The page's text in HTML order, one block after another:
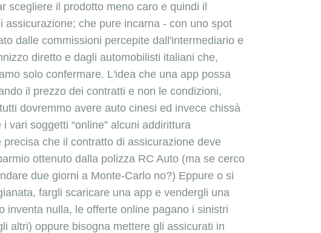
scegliere il prodotto meno caro e quindi il
che pure incarna - con uno spot
dalle commissioni percepite dall'intermediario e
diretto e dagli automobilisti italiani che,
solo confermare. L'idea che una app possa
il prezzo dei contratti e non le condizioni,
dovremmo avere auto cinesi ed invece chissà
vari soggetti “online” alcuni addirittura
che il contratto di assicurazione deve
ottenuto dalla polizza RC Auto (ma se cerco
due giorni a Monte-Carlo no?) Eppure o si
fargli scaricare una app e vendergli una
inventa nulla, le offerte online pagano i sinistri
altri) oppure bisogna mettere gli assicurati in